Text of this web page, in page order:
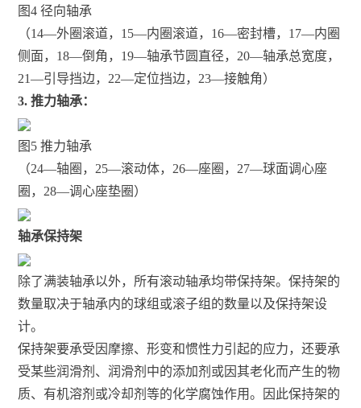
图4 径向轴承
（14—­­­­­­外圈滚道，15—­­­­­­内圈滚道，16­­­­­­—密封槽，17­­­­­­—内圈
侧面，18­­­­­­—倒角，19­­­­­­—轴承节圆直径，20­­­­­­—轴承总宽度，
21­­­­­­—引导挡边，22­­­­­­—定位挡边，23­­­­­­—接触角）
3. 推力轴承：
图5 推力轴承
（24­­­­­­—轴圈，25­­­­­­—滚动体，26­­­­­­—座圈，27­­­­­­—球面调心座
圈，28­­­­­­—调心座垫圈）
轴承保持架
除了满装轴承以外，所有滚动轴承均带保持架。保持架的
数量取决于轴承内的球组或滚子组的数量以及保持架设
计。
保持架要承受因摩擦、形变和惯性力引起的应力，还要承
受某些润滑剂、润滑剂中的添加剂或因其老化而产生的物
质、有机溶剂或冷却剂等的化学腐蚀作用。因此保持架的